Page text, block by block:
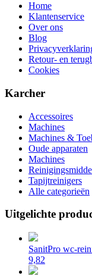
Home
Klantenservice
Over ons
Blog
Retour- en
Cookies
Karcher
Accessoires
Machines
Machines &
Oude apparaten
Machines
Tapijtreinigers
Alle categorieën
Uitgelichte
SanitPro wc-
9,82